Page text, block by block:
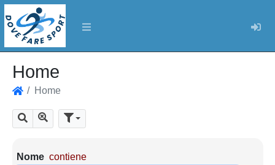
Home
Home
Cerca Mostra tutti i risultati
Parametri di ricerca
Nome contiene